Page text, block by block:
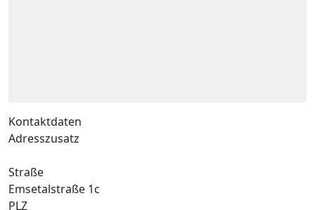
Kontaktdaten
Adresszusatz
Straße
Emsetalstraße 1c
PLZ